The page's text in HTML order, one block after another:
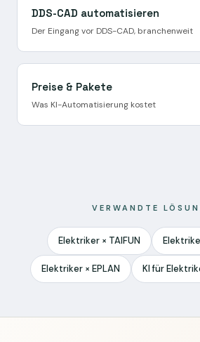
DDS-CAD automatisieren
Der Eingang vor DDS-CAD, branchenweit
Preise & Pakete
Was KI-Automatisierung kostet
VERWANDTE
Elektriker × TAIFUN
Elektriker × EPLAN KI für